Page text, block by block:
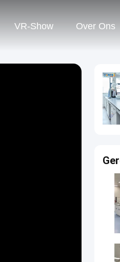
VR-Show Over Ons